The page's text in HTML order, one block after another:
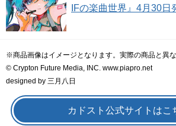
IFの楽曲世界』4月30日
※商品画像はイメージとなります。実際の商品と異な
© Crypton Future Media, INC. www.piapro.net
designed by 三月八日
カドスト公式サイトはこ